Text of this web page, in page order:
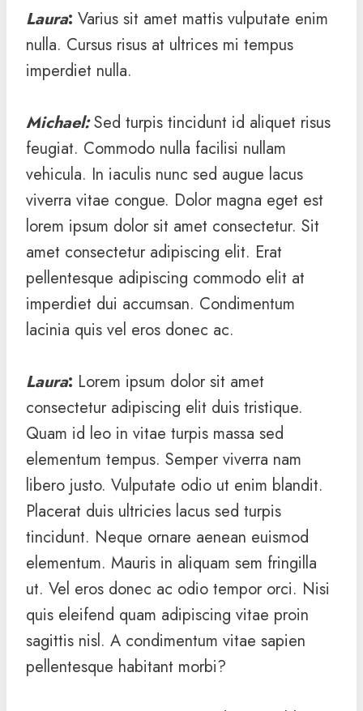
Laura: Varius sit amet mattis vulputate enim
nulla. Cursus risus at ultrices mi tempus
imperdiet nulla.
Michael:Sed turpis tincidunt id aliquet risus
feugiat. Commodo nulla facilisi nullam
vehicula. In iaculis nunc sed augue lacus
viverra vitae congue. Dolor magna eget est
lorem ipsum dolor sit amet consectetur. Sit
amet consectetur adipiscing elit. Erat
pellentesque adipiscing commodo elit at
imperdiet dui accumsan. Condimentum
lacinia quis vel eros donec ac.
Laura: Lorem ipsum dolor sit amet
consectetur adipiscing elit duis tristique.
Quam id leo in vitae turpis massa sed
elementum tempus. Semper viverra nam
libero justo. Vulputate odio ut enim blandit.
Placerat duis ultricies lacus sed turpis
tincidunt. Neque ornare aenean euismod
elementum. Mauris in aliquam sem fringilla
ut. Vel eros donec ac odio tempor orci. Nisi
quis eleifend quam adipiscing vitae proin
sagittis nisl. A condimentum vitae sapien
pellentesque habitant morbi?